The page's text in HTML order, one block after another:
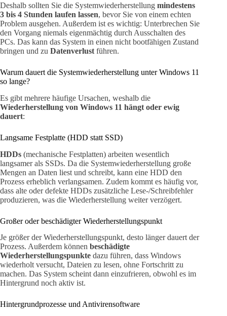
Deshalb sollten Sie die Systemwiederherstellung mindestens
3 bis 4 Stunden laufen lassen, bevor Sie von einem echten
Problem ausgehen. Außerdem ist es wichtig: Unterbrechen Sie
den Vorgang niemals eigenmächtig durch Ausschalten des
PCs. Das kann das System in einen nicht bootfähigen Zustand
bringen und zu Datenverlust führen.
Warum dauert die Systemwiederherstellung unter Windows 11
so lange?
Es gibt mehrere häufige Ursachen, weshalb die
Wiederherstellung von Windows 11 hängt oder ewig
dauert:
Langsame Festplatte (HDD statt SSD)
HDDs (mechanische Festplatten) arbeiten wesentlich
langsamer als SSDs. Da die Systemwiederherstellung große
Mengen an Daten liest und schreibt, kann eine HDD den
Prozess erheblich verlangsamen. Zudem kommt es häufig vor,
dass alte oder defekte HDDs zusätzliche Lese-/Schreibfehler
produzieren, was die Wiederherstellung weiter verzögert.
Großer oder beschädigter Wiederherstellungspunkt
Je größer der Wiederherstellungspunkt, desto länger dauert der
Prozess. Außerdem können beschädigte
Wiederherstellungspunkte dazu führen, dass Windows
wiederholt versucht, Dateien zu lesen, ohne Fortschritt zu
machen. Das System scheint dann einzufrieren, obwohl es im
Hintergrund noch aktiv ist.
Hintergrundprozesse und Antivirensoftware